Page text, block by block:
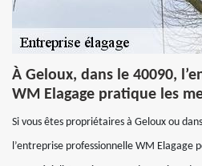
À Geloux, dans le 40090,
WM Elagage pratique les
Si vous êtes propriétaires à Geloux ou
l’entreprise professionnelle WM Elagage